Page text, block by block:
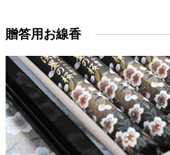
贈答用お線香